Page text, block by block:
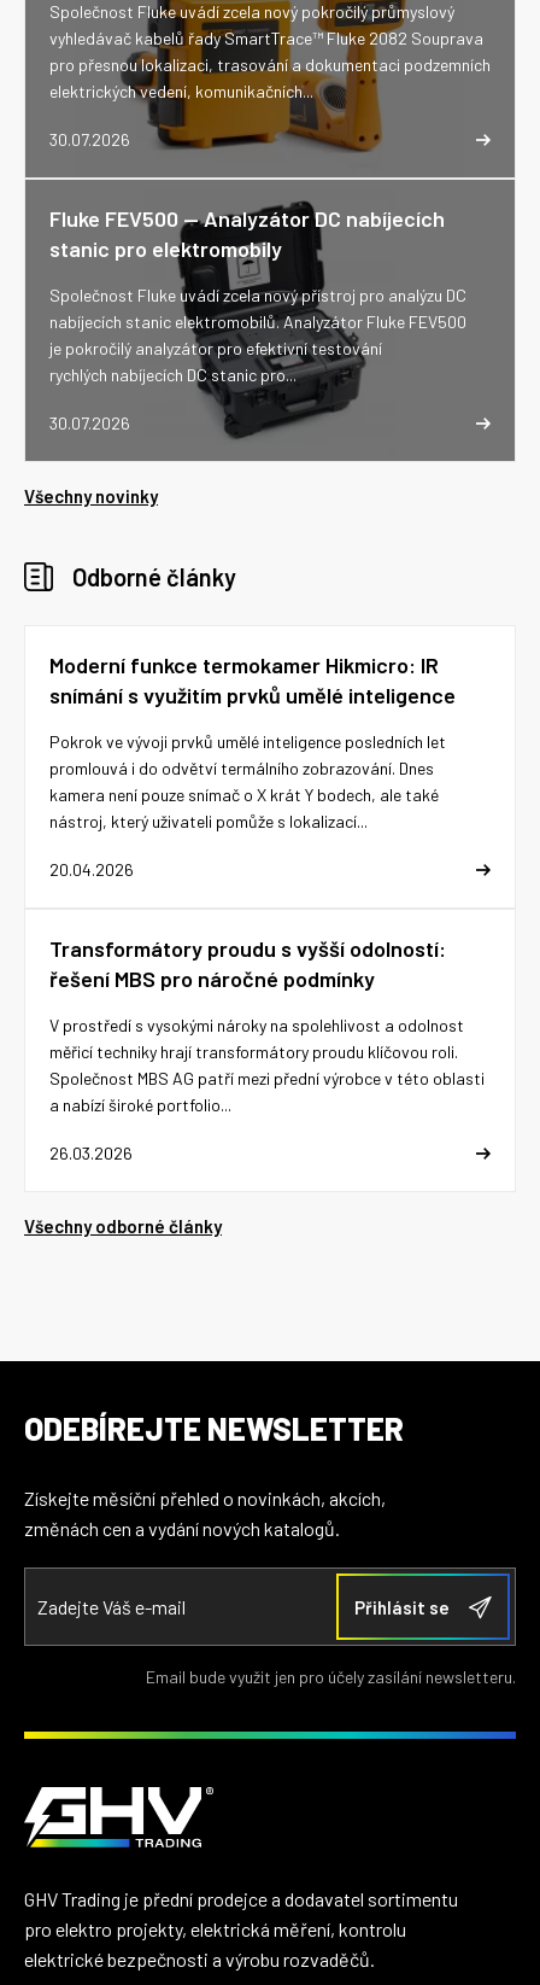
30.07.2026
Společnost Fluke uvádí zcela nový pokročilý průmyslový
vyhledávač kabelů řady SmartTrace™ Fluke 2082 Souprava
pro přesnou lokalizaci, trasování a dokumentaci podzemních
elektrických vedení, komunikačních...
Fluke FEV500 -- Analyzátor DC nabíjecích
stanic pro elektromobily
30.07.2026
Společnost Fluke uvádí zcela nový přístroj pro analýzu DC
nabíjecích stanic elektromobilů. Analyzátor Fluke FEV500
je pokročilý analyzátor pro efektivní testování
rychlých nabíjecích DC stanic pro...
Všechny novinky
Odborné články
Moderní funkce termokamer Hikmicro: IR
snímání s využitím prvků umělé inteligence
20.04.2026
Pokrok ve vývoji prvků umělé inteligence posledních let
promlouvá i do odvětví termálního zobrazování. Dnes
kamera není pouze snímač o X krát Y bodech, ale také
nástroj, který uživateli pomůže s lokalizací...
Transformátory proudu s vyšší odolností:
řešení MBS pro náročné podmínky
26.03.2026
V prostředí s vysokými nároky na spolehlivost a odolnost
měřicí techniky hrají transformátory proudu klíčovou roli.
Společnost MBS AG patří mezi přední výrobce v této oblasti
a nabízí široké portfolio...
Všechny odborné články
ODEBÍREJTE NEWSLETTER
Získejte měsíční přehled o novinkách, akcích,
změnách cen a vydání nových katalogů.
Email bude využit jen pro účely zasílání newsletteru.
GHV Trading je přední prodejce a dodavatel sortimentu
pro elektro projekty, elektrická měření, kontrolu
elektrické bezpečnosti a výrobu rozvaděčů.